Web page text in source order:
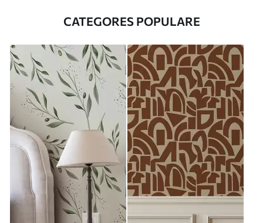
CATEGORES POPULARE